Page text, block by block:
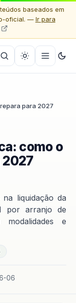
baseados em
oficial. — Ir para
para 2027
como o
2027
liquidação da
por arranjo de
modalidades e
06